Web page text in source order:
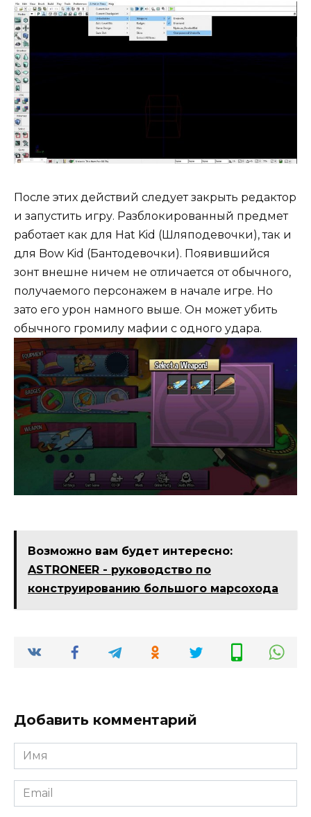
После этих действий следует закрыть редактор
и запустить игру. Разблокированный предмет
работает как для Hat Kid (Шляподевочки), так и
для Bow Kid (Бантодевочки). Появившийся
зонт внешне ничем не отличается от обычного,
получаемого персонажем в начале игре. Но
зато его урон намного выше. Он может убить
обычного громилу мафии с одного удара.
Возможно вам будет интересно:
ASTRONEER - руководство по
конструированию большого марсохода
Добавить комментарий
Имя
*
Email
*